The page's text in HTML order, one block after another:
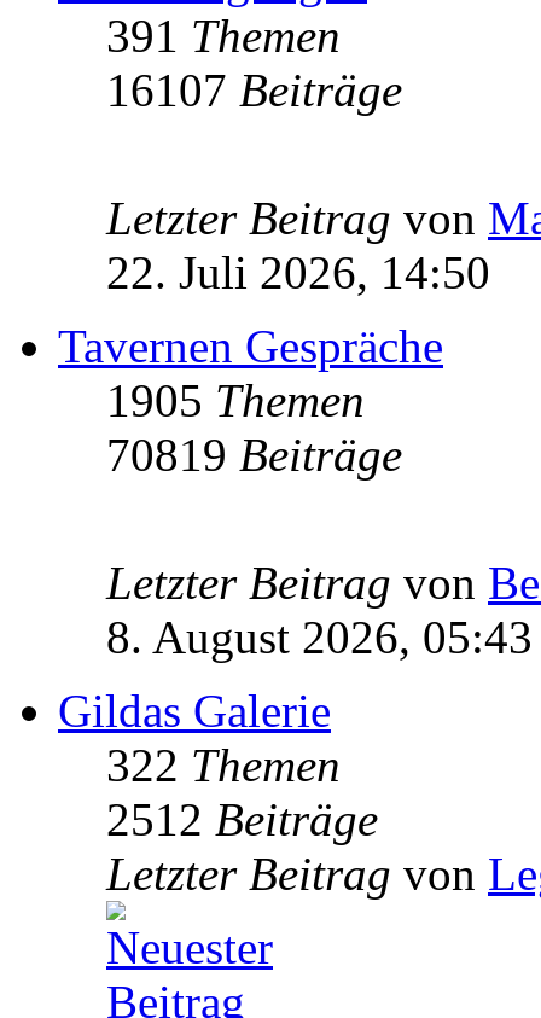
391 Themen
16107 Beiträge
Letzter Beitrag von
22. Juli 2026, 14:50
Tavernen Gespräche
1905 Themen
70819 Beiträge
Letzter Beitrag von
8. August 2026, 05:43
Gildas Galerie
322 Themen
2512 Beiträge
Letzter Beitrag von